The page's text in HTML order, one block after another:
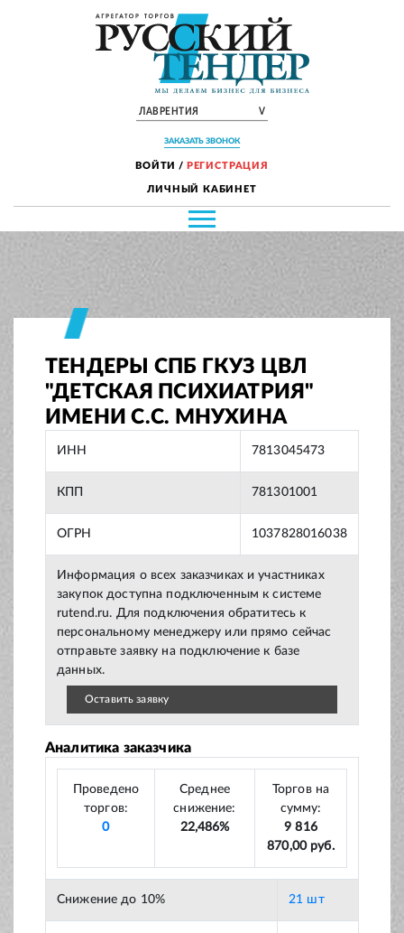
ЛАВРЕНТИЯ V
ЗАКАЗАТЬ ЗВОНОК
ВОЙТИ / РЕГИСТРАЦИЯ
ЛИЧНЫЙ КАБИНЕТ
ТЕНДЕРЫ СПБ ГКУЗ ЦВЛ
"ДЕТСКАЯ ПСИХИАТРИЯ"
ИМЕНИ С.С. МНУХИНА
ИНН 7813045473
КПП 781301001
ОГРН 1037828016038
Информация о всех заказчиках и участниках
закупок доступна подключенным к системе
rutend.ru. Для подключения обратитесь к
персональному менеджеру или прямо сейчас
отправьте заявку на подключение к базе
данных.
Оставить заявку
Аналитика заказчика
Проведено
торгов:
0
Среднее
снижение:
22,486%
Торгов на
сумму:
9 816
870,00 руб.
Снижение до 10% 21 шт